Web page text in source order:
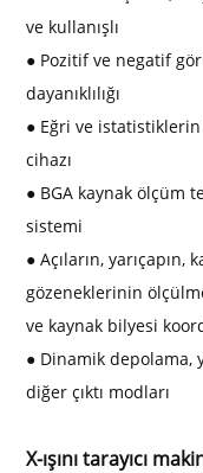
ve kullanışlı
● Pozitif ve negatif
dayanıklılığı
● Eğri ve istatistiklerin
cihazı
● BGA kaynak ölçüm
sistemi
● Açıların, yarıçapın,
gözeneklerinin
ve kaynak bilyesi
● Dinamik depolama,
diğer çıktı modları
X-ışını tarayıcı